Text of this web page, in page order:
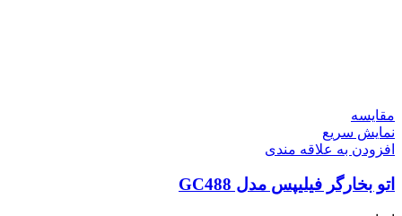
مقايسه
نمایش سریع
افزودن به علاقه مندی
اتو بخارگر فیلیپس مدل GC488